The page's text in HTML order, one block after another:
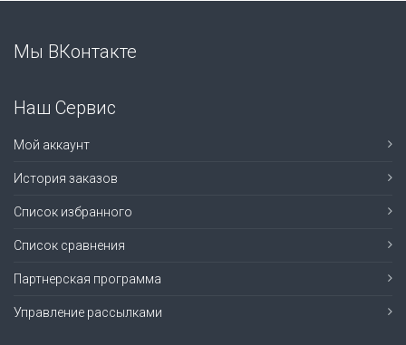
Мы ВКонтакте
Наш Сервис
Мой аккаунт
История заказов
Список избранного
Список сравнения
Партнерская программа
Управление рассылками